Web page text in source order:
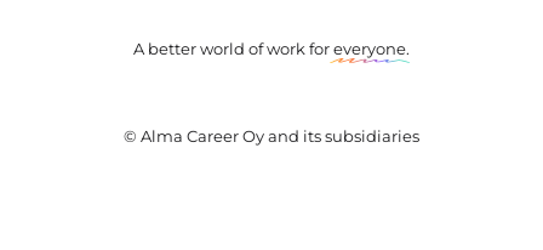
A better world of work foreveryone.
© Alma Career Oy and its subsidiaries